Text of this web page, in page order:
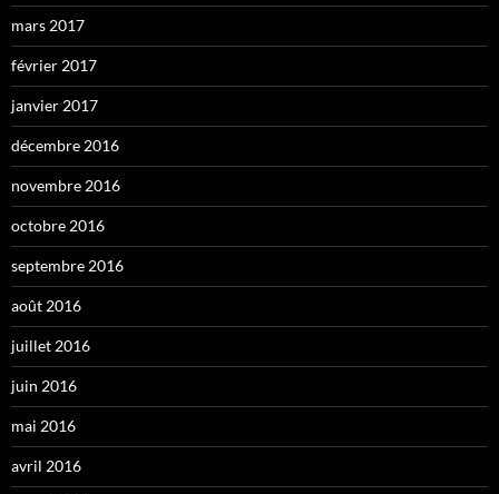
mars 2017
février 2017
janvier 2017
décembre 2016
novembre 2016
octobre 2016
septembre 2016
août 2016
juillet 2016
juin 2016
mai 2016
avril 2016